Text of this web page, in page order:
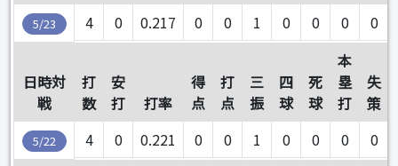
5/23 4 0 0.217 0 0 1 0 0 0 0
日時対
戦
打
数
安
打
打率
得
点
打
点
三
振
四
球
死
球
本
塁
打
失
策
5/22 4 0 0.221 0 0 1 0 0 0 0